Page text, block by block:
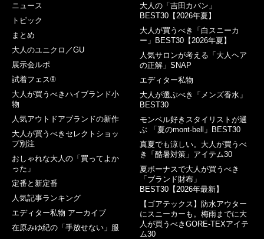
ニュース
トピック
まとめ
大人のユニクロ／GU
展示会ルポ
試着フェス®︎
大人が買うべきハイブランド小
物
人気アウトドアブランドの新作
大人が買うべきセレクトショッ
プ別注
おしゃれな大人の「買ってよか
った」
定番と新定番
人気記事ランキング
エディター私物 アーカイブ
在原みゆ紀の「手放せない」服
大人の「吉田カバン」
BEST30【2026年夏】
大人が買うべき「白スニーカ
ー」BEST30【2026年夏】
人気サロンが考える「大人ヘア
の正解」SNAP
エディター私物
大人が選ぶべき「メンズ香水」
BEST30
モンベル好きスタイリストが選
ぶ 「夏のmont-bell」BEST30
真夏でも涼しい。大人が買うべ
き「酷暑対策」アイテム30
夏ボーナスで大人が買うべき
「ブランド財布」
BEST30【2026年最新】
【ゴアテックス】防水アウター
にスニーカーも。梅雨までに大
人が買うべきGORE-TEXアイテ
ム30